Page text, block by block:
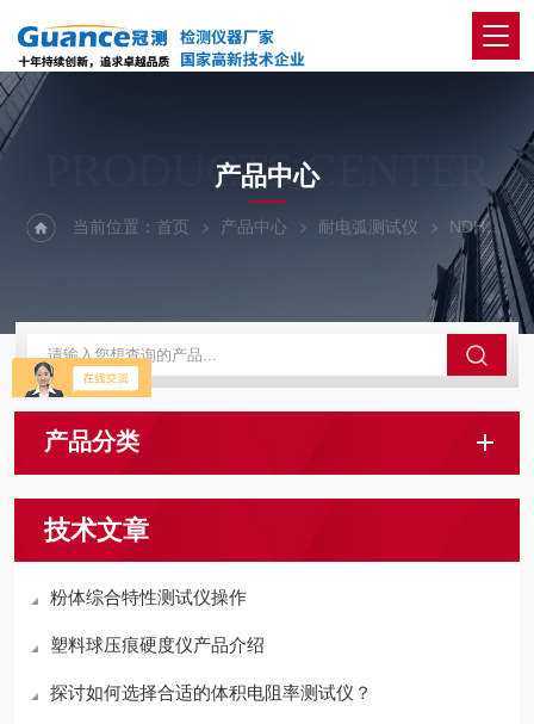
PRODUCTS CENTER
产品中心
当前位置：首页 产品中心 耐电弧测试仪 NDH-AI大电流起弧试验仪
产品分类
技术文章
粉体综合特性测试仪操作
塑料球压痕硬度仪产品介绍
探讨如何选择合适的体积电阻率测试仪？